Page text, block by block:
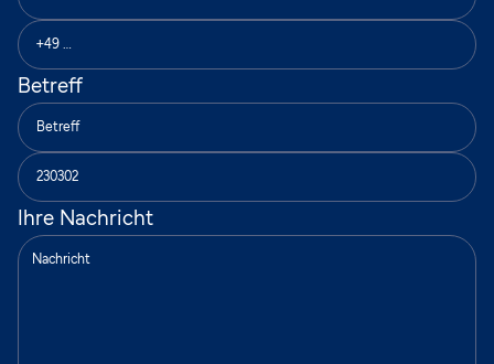
Betreff
Ihre Nachricht